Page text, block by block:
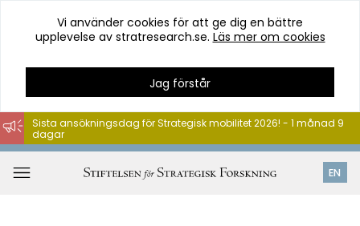
Hoppa
till
innehåll
Vi använder cookies för att ge dig en bättre
upplevelse av stratresearch.se. Läs mer om cookies
Jag förstår
EN
Sista ansökningsdag för Strategisk mobilitet 2026! - 1 månad 9
dagar